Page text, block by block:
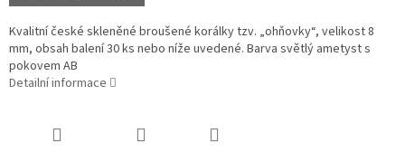
Kvalitní české skleněné broušené korálky tzv. „ohňovky“, velikost 8
mm, obsah balení 30 ks nebo níže uvedené. Barva světlý ametyst s
pokovem AB
Detailní informace